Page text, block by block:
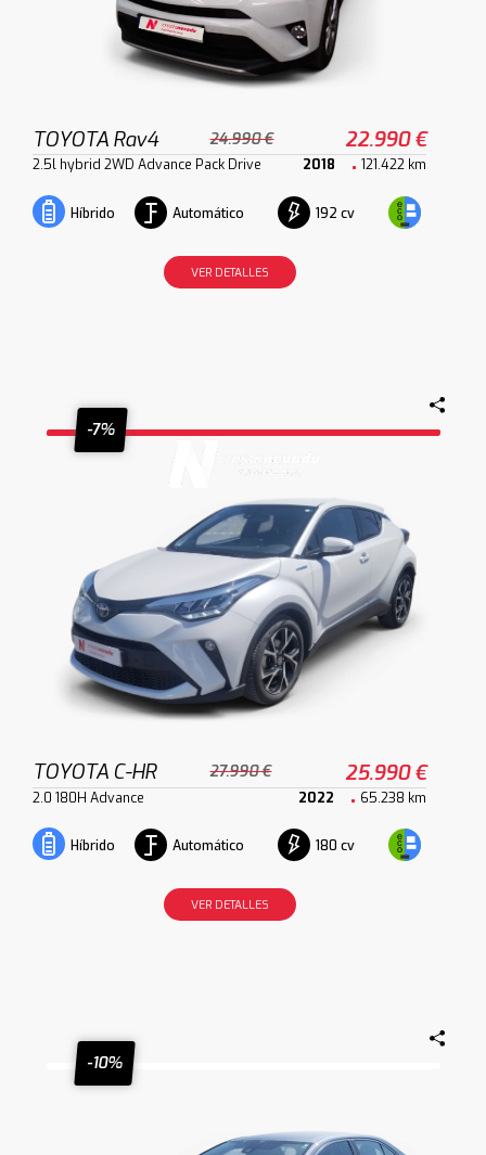
TOYOTA Rav4 24.990 € 22.990 €
2.5l hybrid 2WD Advance Pack Drive 2018 121.422 km
Híbrido Automático 192 cv
VER DETALLES
-7%
TOYOTA C-HR 27.990 € 25.990 €
2.0 180H Advance 2022 65.238 km
Híbrido Automático 180 cv
VER DETALLES
-10%